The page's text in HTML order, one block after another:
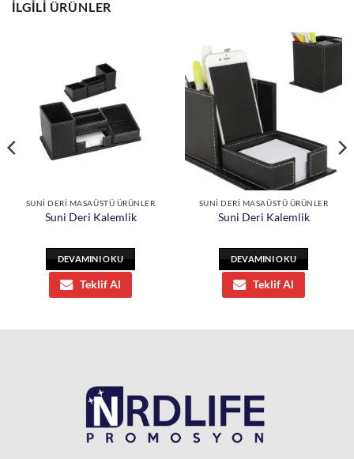
İLGILI ÜRÜNLER
SUNİ DERİ MASAÜSTÜ ÜRÜNLER
Suni Deri Kalemlik
DEVAMINI OKU
Teklif Al
SUNİ DERİ MASAÜSTÜ ÜRÜNLER
Suni Deri Kalemlik
DEVAMINI OKU
Teklif Al